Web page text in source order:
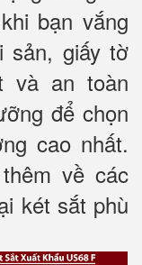
bạn vắng
sản, giấy tờ
và an toàn
để chọn
cao nhất.
về các
két sắt phù